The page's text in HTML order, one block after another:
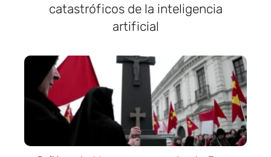
catastróficos de la inteligencia
artificial